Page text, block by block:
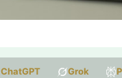
ChatGPT Grok